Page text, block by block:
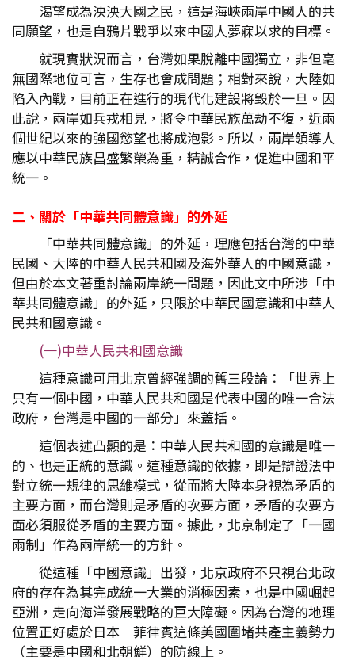
渴望成為泱泱大國之民，這是海峽兩岸中國人的共
同願望，也是自鴉片戰爭以來中國人夢寐以求的目標。
就現實狀況而言，台灣如果脫離中國獨立，非但毫
無國際地位可言，生存也會成問題；相對來說，大陸如
陷入內戰，目前正在進行的現代化建設將毀於一旦。因
此說，兩岸如兵戎相見，將令中華民族萬劫不復，近兩
個世紀以來的強國慾望也將成泡影。所以，兩岸領導人
應以中華民族昌盛繁榮為重，精誠合作，促進中國和平
統一。
二、關於「中華共同體意識」的外延
「中華共同體意識」的外延，理應包括台灣的中華
民國、大陸的中華人民共和國及海外華人的中國意識，
但由於本文著重討論兩岸統一問題，因此文中所涉「中
華共同體意識」的外延，只限於中華民國意識和中華人
民共和國意識。
(一)中華人民共和國意識
這種意識可用北京曾經強調的舊三段論：「世界上
只有一個中國，中華人民共和國是代表中國的唯一合法
政府，台灣是中國的一部分」來蓋括。
這個表述凸顯的是：中華人民共和國的意識是唯一
的、也是正統的意識。這種意識的依據，即是辯證法中
對立統一規律的思維模式，從而將大陸本身視為矛盾的
主要方面，而台灣則是矛盾的次要方面，矛盾的次要方
面必須服從矛盾的主要方面。據此，北京制定了「一國
兩制」作為兩岸統一的方針。
從這種「中國意識」出發，北京政府不只視台北政
府的存在為其完成統一大業的消極因素，也是中國崛起
亞洲，走向海洋發展戰略的巨大障礙。因為台灣的地理
位置正好處於日本─菲律賓這條美國圍堵共產主義勢力
（主要是中國和北朝鮮）的防線上。